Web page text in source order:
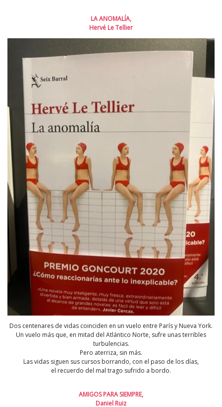
LA ANOMALÍA,
Hervé Le Tellier
Dos centenares de vidas coinciden en un vuelo entre París y Nueva York.
Un vuelo más que, en mitad del Atlántico Norte, sufre unas terribles
turbulencias.
Pero aterriza, sin más.
Las vidas siguen sus cursos borrando, con el paso de los días,
el recuerdo del mal trago sufrido a bordo.
AMIGOS PARA SIEMPRE,
Daniel Ruiz